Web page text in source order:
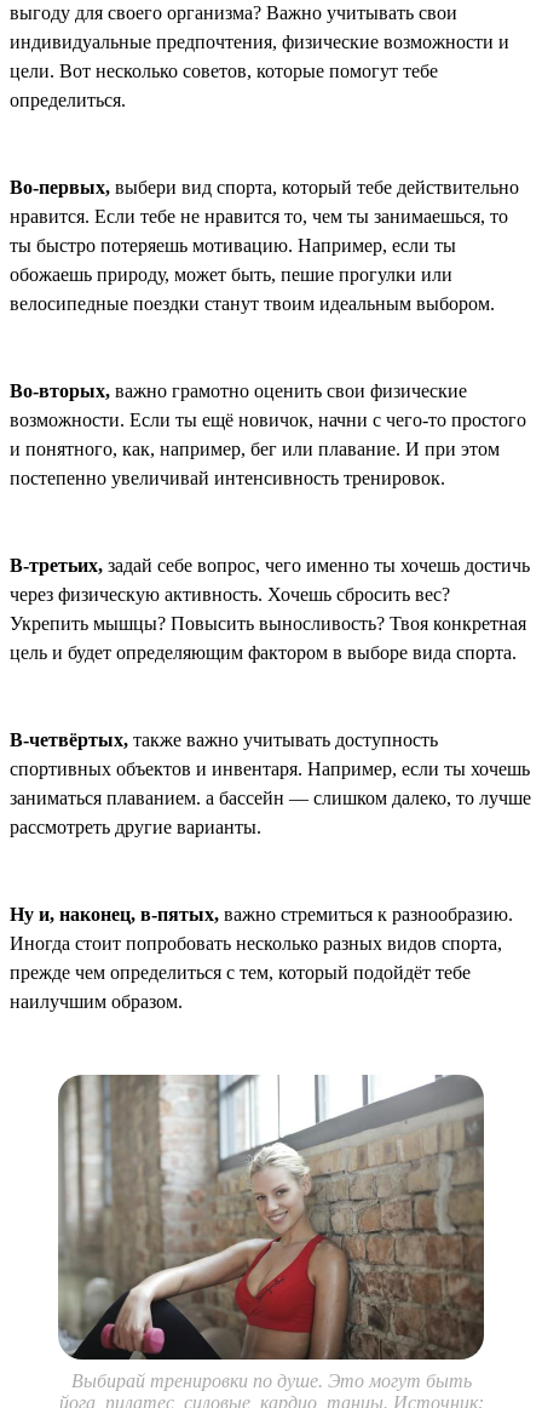
выгоду для своего организма? Важно учитывать свои
индивидуальные предпочтения, физические возможности и
цели. Вот несколько советов, которые помогут тебе
определиться.
Во-первых, выбери вид спорта, который тебе действительно
нравится. Если тебе не нравится то, чем ты занимаешься, то
ты быстро потеряешь мотивацию. Например, если ты
обожаешь природу, может быть, пешие прогулки или
велосипедные поездки станут твоим идеальным выбором.
Во-вторых, важно грамотно оценить свои физические
возможности. Если ты ещё новичок, начни с чего-то простого
и понятного, как, например, бег или плавание. И при этом
постепенно увеличивай интенсивность тренировок.
В-третьих, задай себе вопрос, чего именно ты хочешь достичь
через физическую активность. Хочешь сбросить вес?
Укрепить мышцы? Повысить выносливость? Твоя конкретная
цель и будет определяющим фактором в выборе вида спорта.
В-четвёртых, также важно учитывать доступность
спортивных объектов и инвентаря. Например, если ты хочешь
заниматься плаванием. а бассейн — слишком далеко, то лучше
рассмотреть другие варианты.
Ну и, наконец, в-пятых, важно стремиться к разнообразию.
Иногда стоит попробовать несколько разных видов спорта,
прежде чем определиться с тем, который подойдёт тебе
наилучшим образом.
Выбирай тренировки по душе. Это могут быть
йога, пилатес, силовые, кардио, танцы. Источник: